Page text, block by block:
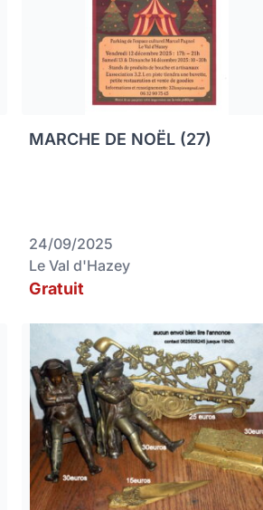
MARCHE DE NOËL (27)
24/09/2025
Le Val d'Hazey
Gratuit